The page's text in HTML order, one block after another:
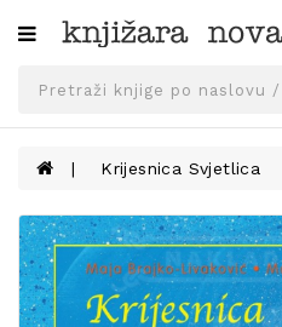
Kategorije
SVEUČILIŠNA
UDŽBENICI
KNJIGE
PRIBOR
OPREMA
Krijesnica Svjetlica